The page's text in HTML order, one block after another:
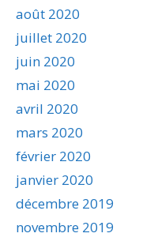
août 2020
juillet 2020
juin 2020
mai 2020
avril 2020
mars 2020
février 2020
janvier 2020
décembre 2019
novembre 2019